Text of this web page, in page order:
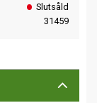
Slutsåld
31459